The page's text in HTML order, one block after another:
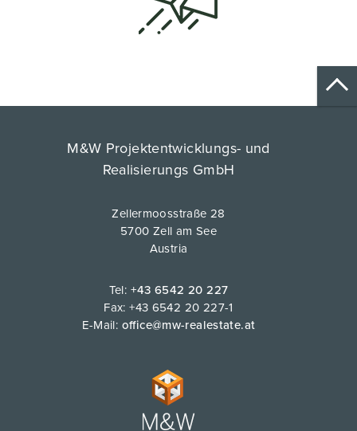
M&W Projektentwicklungs- und
Realisierungs GmbH
Zellermoosstraße 28
5700 Zell am See
Austria
Tel: +43 6542 20 227
Fax: +43 6542 20 227-1
E-Mail: office@mw-realestate.at